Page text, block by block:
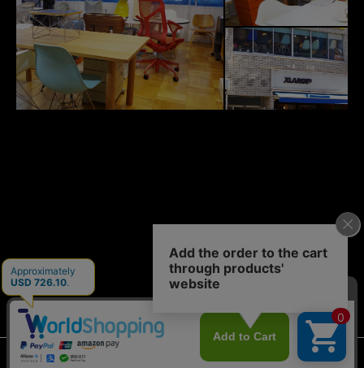
© 2011-2026 case study shop NAGOYA